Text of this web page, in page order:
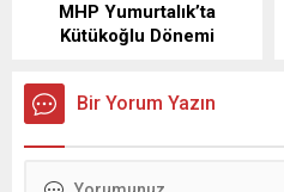
MHP Yumurtalık’ta
Kütükoğlu Dönemi
Bir Yorum Yazın